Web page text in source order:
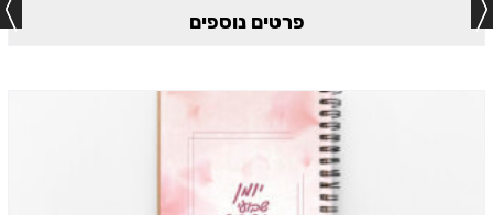
פרטים נוספים